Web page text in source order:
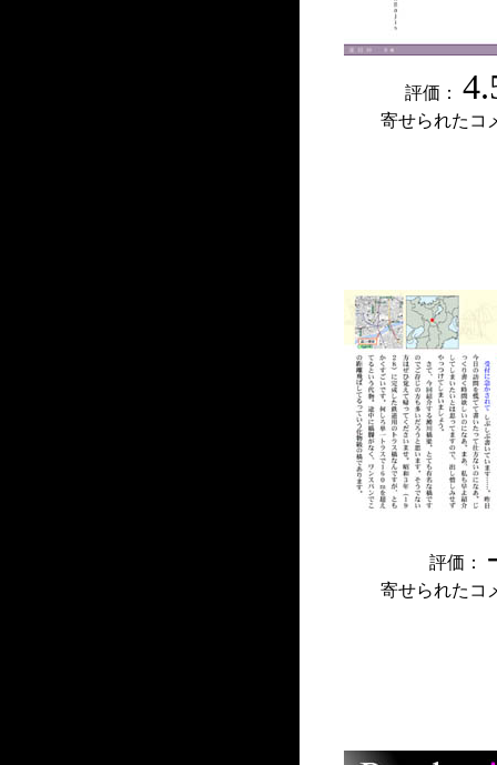
評価：
寄せられたコ
評価：
寄せられたコ